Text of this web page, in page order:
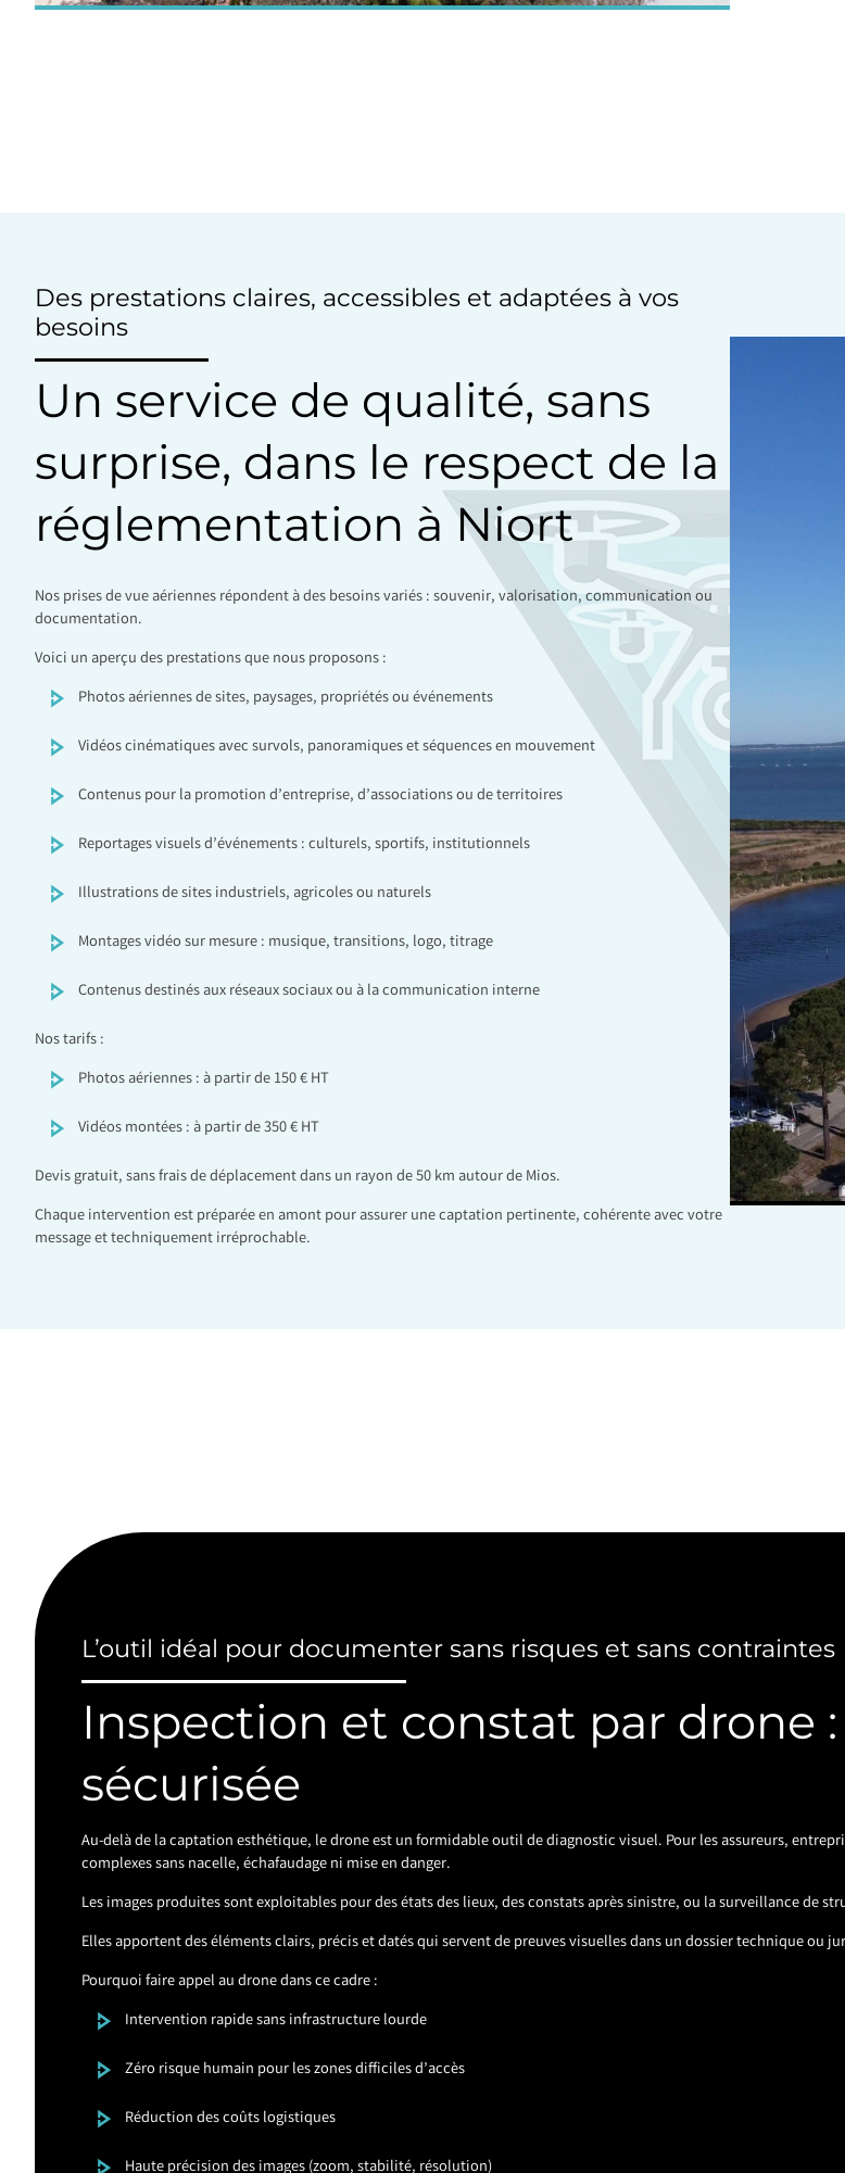
Des prestations claires, accessibles et adaptées à vos
besoins
Un service de qualité, sans
surprise, dans le respect de la
réglementation à Niort
Nos prises de vue aériennes répondent à des besoins variés : souvenir, valorisation, communication ou
documentation.
Voici un aperçu des prestations que nous proposons :
Photos aériennes de sites, paysages, propriétés ou événements
Vidéos cinématiques avec survols, panoramiques et séquences en mouvement
Contenus pour la promotion d’entreprise, d’associations ou de territoires
Reportages visuels d’événements : culturels, sportifs, institutionnels
Illustrations de sites industriels, agricoles ou naturels
Montages vidéo sur mesure : musique, transitions, logo, titrage
Contenus destinés aux réseaux sociaux ou à la communication interne
Nos tarifs :
Photos aériennes : à partir de 150 € HT
Vidéos montées : à partir de 350 € HT
Devis gratuit, sans frais de déplacement dans un rayon de 50 km autour de Mios.
Chaque intervention est préparée en amont pour assurer une captation pertinente, cohérente avec votre
message et techniquement irréprochable.
L’outil idéal pour documenter sans risques et sans contraintes
Inspection et constat par drone
sécurisée
Au-delà de la captation esthétique, le drone est un formidable outil de diagnostic visuel. Pour les assureurs,
complexes sans nacelle, échafaudage ni mise en danger.
Les images produites sont exploitables pour des états des lieux, des constats après sinistre, ou la surveillance de
Elles apportent des éléments clairs, précis et datés qui servent de preuves visuelles dans un dossier technique ou
Pourquoi faire appel au drone dans ce cadre :
Intervention rapide sans infrastructure lourde
Zéro risque humain pour les zones difficiles d’accès
Réduction des coûts logistiques
Haute précision des images (zoom, stabilité, résolution)